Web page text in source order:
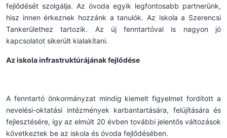
fejlődését szolgálja. Az óvoda egyik legfontosabb partnerünk,
hisz innen érkeznek hozzánk a tanulók. Az iskola a Szerencsi
Tankerülethez tartozik. Az új fenntartóval is nagyon jó
kapcsolatot sikerült kialakítani.
Az iskola infrastruktúrájának fejlődése
A fenntartó önkormányzat mindig kiemelt figyelmet fordított a
nevelési-oktatási intézmények karbantartására, felújítására és
fejlesztésére, így az elmúlt 20 évben további jelentős változások
következtek be az iskola és óvoda fejlődésében.